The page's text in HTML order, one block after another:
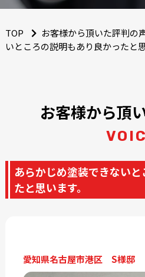
TOP お客様から頂いた評判の
いところの説明もあり良かったと
お客様から頂
あらかじめ塗装できない
たと思います。
愛知県名古屋市港区 S様邸